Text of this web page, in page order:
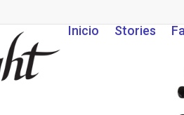
Inicio Stories